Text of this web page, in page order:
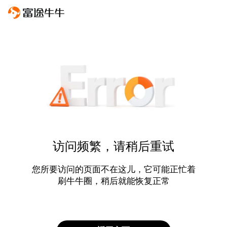
访问频繁，请稍后重试
您所要访问的页面不在这儿，它可能正忙着
刷牛牛圈，稍后就能恢复正常